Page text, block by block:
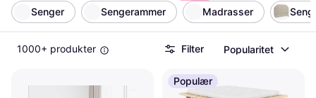
Våre nyttige filter gjør det enkelt å sortere etter størrelse,
fasthet, materialer og pris. Dette hjelper deg med å velge den
sengen eller madrassen som passer dine behov og ditt
budsjett. Du kan også lese brukeranmeldelser for å få innsikt i
utvalg og pålitelige informasjon kan du ta en veloverveid
beslutning. Begynn her for å finne din neste seng eller madrass!
Senger Sengerammer Madrasser
1000+ produkter Filter Popularitet
Populær